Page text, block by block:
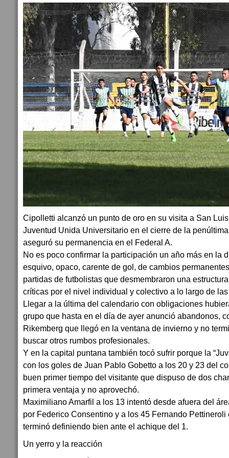
Cipolletti alcanzó un punto de oro en su visita a San
Juventud Unida Universitario en el cierre de la
aseguró su permanencia en el Federal A.
No es poco confirmar la participación un año más en la
esquivo, opaco, carente de gol, de cambios
partidas de futbolistas que desmembraron una
críticas por el nivel individual y colectivo a lo largo de
Llegar a la última del calendario con obligaciones
grupo que hasta en el día de ayer anunció abandonos,
Rikemberg que llegó en la ventana de invierno y no
buscar otros rumbos profesionales.
Y en la capital puntana también tocó sufrir porque la
con los goles de Juan Pablo Gobetto a los 20 y 23 del
buen primer tiempo del visitante que dispuso de dos
primera ventaja y no aprovechó.
Maximiliano Amarfil a los 13 intentó desde afuera del
por Federico Consentino y a los 45 Fernando Pettineroli
terminó definiendo bien ante el achique del 1.
Un yerro y la reacción